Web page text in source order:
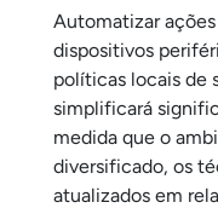
Automatizar
dispositivos
políticas locais de
simplificará
medida que o
diversificado, os
atualizados em